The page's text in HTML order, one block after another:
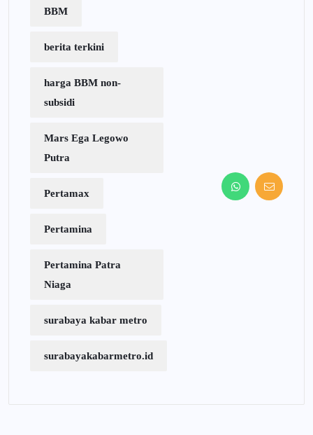
BBM
berita terkini
harga BBM non-
subsidi
Mars Ega Legowo
Putra
Pertamax
Pertamina
Pertamina Patra
Niaga
surabaya kabar metro
surabayakabarmetro.id